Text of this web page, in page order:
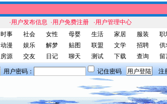
·用户发布信息 ·用户免费注册 ·用户管理中心
时事 社会 女性 母婴 生活 家居 服装 职
动漫 娱乐 解梦 贴图 联盟 文学 招聘 供
房源 交友 日记 聊天 测试 下载 查询 留
用户密码： 记住密码 注